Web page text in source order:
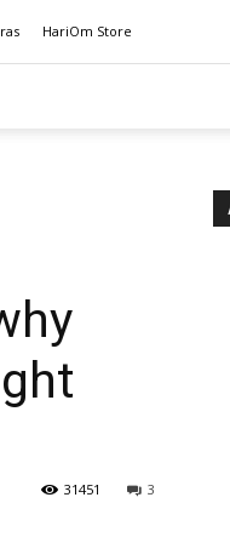
HariOm Store
3
31451